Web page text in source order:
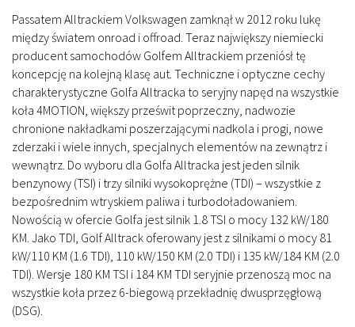
Passatem Alltrackiem Volkswagen zamknął w 2012 roku lukę
między światem onroad i offroad. Teraz największy niemiecki
producent samochodów Golfem Alltrackiem przeniósł tę
koncepcję na kolejną klasę aut. Techniczne i optyczne cechy
charakterystyczne Golfa Alltracka to seryjny napęd na wszystkie
koła 4MOTION, większy prześwit poprzeczny, nadwozie
chronione nakładkami poszerzającymi nadkola i progi, nowe
zderzaki i wiele innych, specjalnych elementów na zewnątrz i
wewnątrz. Do wyboru dla Golfa Alltracka jest jeden silnik
benzynowy (TSI) i trzy silniki wysokoprężne (TDI) – wszystkie z
bezpośrednim wtryskiem paliwa i turbodoładowaniem.
Nowością w ofercie Golfa jest silnik 1.8 TSI o mocy 132 kW/180
KM. Jako TDI, Golf Alltrack oferowany jest z silnikami o mocy 81
kW/110 KM (1.6 TDI), 110 kW/150 KM (2.0 TDI) i 135 kW/184 KM (2.0
TDI). Wersje 180 KM TSI i 184 KM TDI seryjnie przenoszą moc na
wszystkie koła przez 6-biegową przekładnię dwusprzęgłową
(DSG).